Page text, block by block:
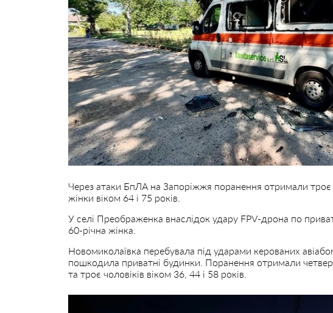
Через атаки БпЛА на Запоріжжя поранення отримали троє
жінки віком 64 і 75 років.
У селі Преображенка внаслідок удару FPV-дрона по
60-річна жінка.
Новомиколаївка перебувала під ударами керованих
пошкодила приватні будинки. Поранення отримали
та троє чоловіків віком 36, 44 і 58 років.